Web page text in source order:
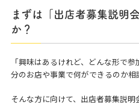
まずは「出店者募集説明
か？
「興味はあるけれど、どんな形で
分のお店や事業で何ができるのか相
そんな方に向けて、出店者募集説明